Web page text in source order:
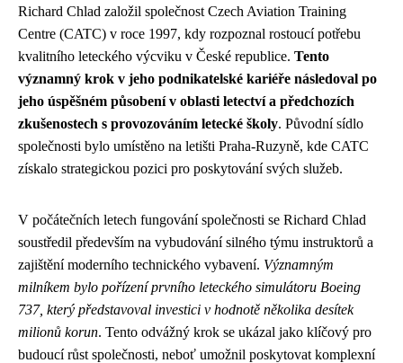
Richard Chlad založil společnost Czech Aviation Training
Centre (CATC) v roce 1997, kdy rozpoznal rostoucí potřebu
kvalitního leteckého výcviku v České republice. Tento
významný krok v jeho podnikatelské kariéře následoval po
jeho úspěšném působení v oblasti letectví a předchozích
zkušenostech s provozováním letecké školy. Původní sídlo
společnosti bylo umístěno na letišti Praha-Ruzyně, kde CATC
získalo strategickou pozici pro poskytování svých služeb.
V počátečních letech fungování společnosti se Richard Chlad
soustředil především na vybudování silného týmu instruktorů a
zajištění moderního technického vybavení. Významným
milníkem bylo pořízení prvního leteckého simulátoru Boeing
737, který představoval investici v hodnotě několika desítek
milionů korun. Tento odvážný krok se ukázal jako klíčový pro
budoucí růst společnosti, neboť umožnil poskytovat komplexní